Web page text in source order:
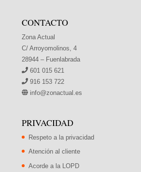
CONTACTO
Zona Actual
C/ Arroyomolinos, 4
28944 – Fuenlabrada
601 015 621
916 153 722
info@zonactual.es
PRIVACIDAD
Respeto a la privacidad
Atención al cliente
Acorde a la LOPD